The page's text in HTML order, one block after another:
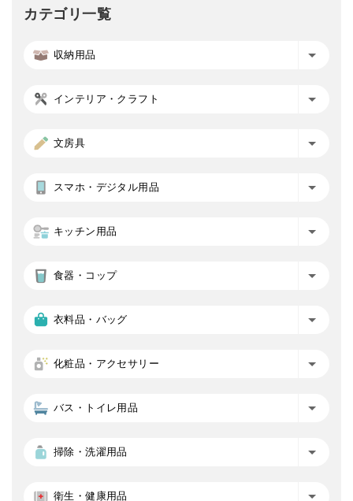
カテゴリ一覧
収納用品
インテリア・クラフト
文房具
スマホ・デジタル用品
キッチン用品
食器・コップ
衣料品・バッグ
化粧品・アクセサリー
バス・トイレ用品
掃除・洗濯用品
衛生・健康用品